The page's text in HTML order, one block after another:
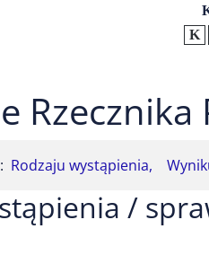
Rodzaju wystąpienia,
/